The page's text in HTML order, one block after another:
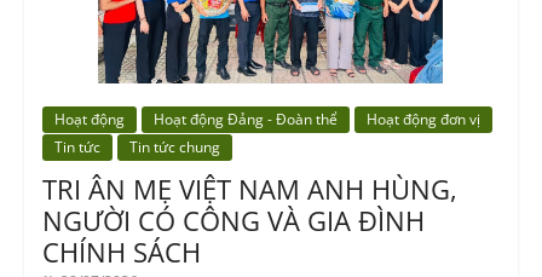
Hoạt động Hoạt động Đảng - Đoàn thể
Hoạt động đơn vị
Tin tức
Tin tức chung
TRI ÂN MẸ VIỆT NAM ANH HÙNG,
NGƯỜI CÓ CÔNG VÀ GIA ĐÌNH
CHÍNH SÁCH